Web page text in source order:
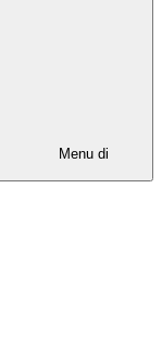
Menu di